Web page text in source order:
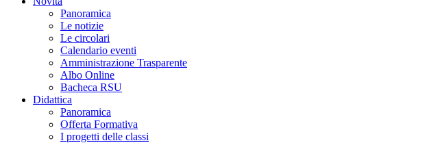
Panoramica
Le notizie
Le circolari
Calendario eventi
Amministrazione Trasparente
Albo Online
Bacheca RSU
Didattica
Panoramica
Offerta Formativa
I progetti delle classi